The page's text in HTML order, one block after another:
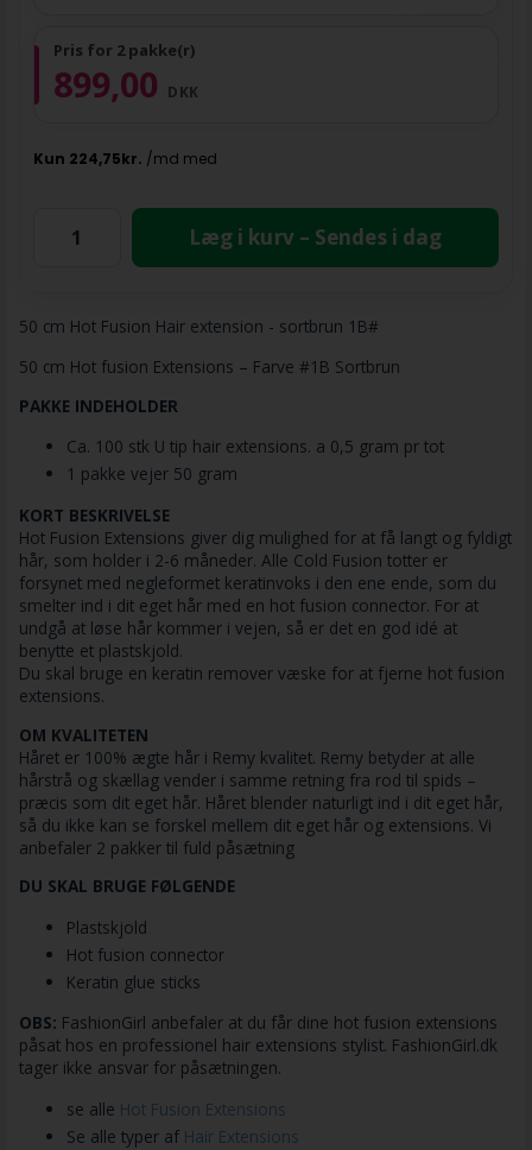
Pris for 2 pakke(r)
899,00 DKK
Læg i kurv – Sendes i dag
50 cm Hot Fusion Hair extension - sortbrun 1B#
50 cm Hot fusion Extensions – Farve #1B Sortbrun
PAKKE INDEHOLDER
Ca. 100 stk U tip hair extensions. a 0,5 gram pr tot
1 pakke vejer 50 gram
KORT BESKRIVELSE
Hot Fusion Extensions giver dig mulighed for at få langt og fyldigt
hår, som holder i 2-6 måneder. Alle Cold Fusion totter er
forsynet med negleformet keratinvoks i den ene ende, som du
smelter ind i dit eget hår med en hot fusion connector. For at
undgå at løse hår kommer i vejen, så er det en god idé at
benytte et plastskjold.
Du skal bruge en keratin remover væske for at fjerne hot fusion
extensions.
OM KVALITETEN
Håret er 100% ægte hår i Remy kvalitet. Remy betyder at alle
hårstrå og skællag vender i samme retning fra rod til spids –
præcis som dit eget hår. Håret blender naturligt ind i dit eget hår,
så du ikke kan se forskel mellem dit eget hår og extensions. Vi
anbefaler 2 pakker til fuld påsætning
DU SKAL BRUGE FØLGENDE
Plastskjold
Hot fusion connector
Keratin glue sticks
OBS: FashionGirl anbefaler at du får dine hot fusion extensions
påsat hos en professionel hair extensions stylist. FashionGirl.dk
tager ikke ansvar for påsætningen.
se alle Hot Fusion Extensions
Se alle typer af Hair Extensions